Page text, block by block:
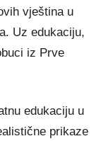
vještina u
Uz edukaciju,
iz Prve
edukaciju u
prikaze